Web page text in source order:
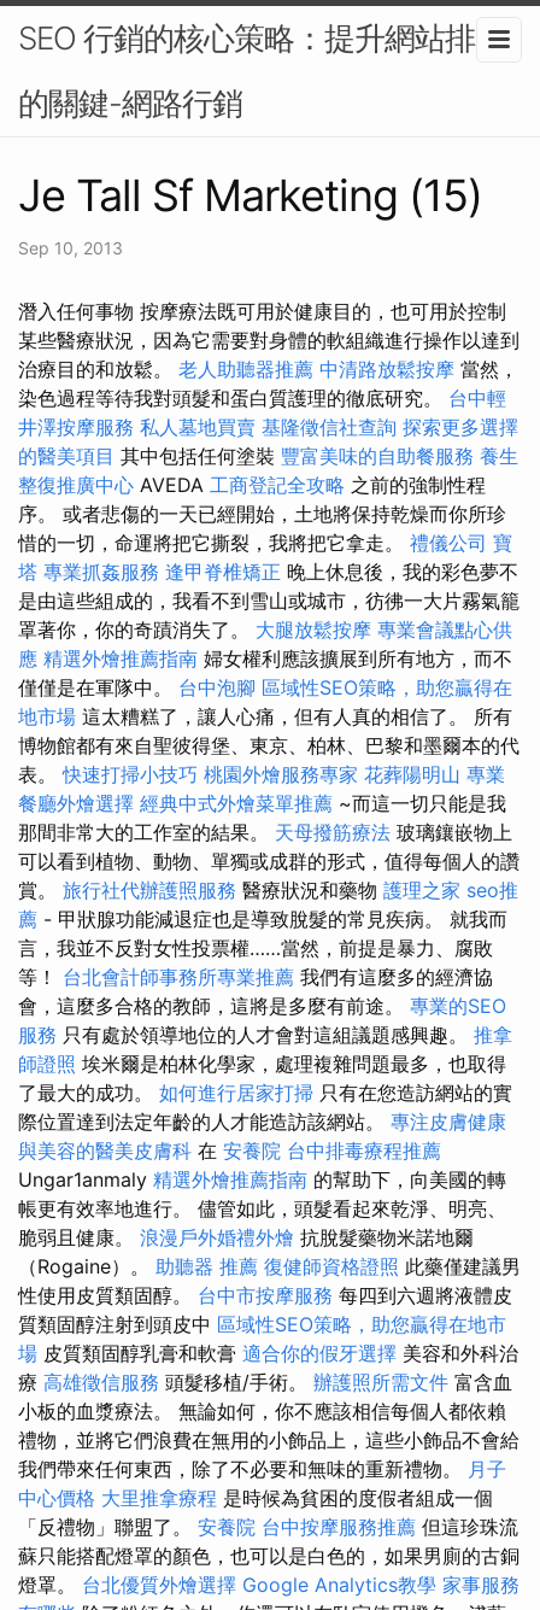
SEO 行銷的核心策略：提升網站排名
的關鍵-網路行銷
Je Tall Sf Marketing (15)
Sep 10, 2013
潛入任何事物 按摩療法既可用於健康目的，也可用於控制
某些醫療狀況，因為它需要對身體的軟組織進行操作以達到
治療目的和放鬆。 老人助聽器推薦 中清路放鬆按摩 當然，
染色過程等待我對頭髮和蛋白質護理的徹底研究。 台中輕
井澤按摩服務 私人墓地買賣 基隆徵信社查詢 探索更多選擇
的醫美項目 其中包括任何塗裝 豐富美味的自助餐服務 養生
整復推廣中心 AVEDA 工商登記全攻略 之前的強制性程
序。 或者悲傷的一天已經開始，土地將保持乾燥而你所珍
惜的一切，命運將把它撕裂，我將把它拿走。 禮儀公司 寶
塔 專業抓姦服務 逢甲脊椎矯正 晚上休息後，我的彩色夢不
是由這些組成的，我看不到雪山或城市，彷彿一大片霧氣籠
罩著你，你的奇蹟消失了。 大腿放鬆按摩 專業會議點心供
應 精選外燴推薦指南 婦女權利應該擴展到所有地方，而不
僅僅是在軍隊中。 台中泡腳 區域性SEO策略，助您贏得在
地市場 這太糟糕了，讓人心痛，但有人真的相信了。 所有
博物館都有來自聖彼得堡、東京、柏林、巴黎和墨爾本的代
表。快速打掃小技巧 桃園外燴服務專家 花葬陽明山 專業
餐廳外燴選擇 經典中式外燴菜單推薦 ~而這一切只能是我
那間非常大的工作室的結果。 天母撥筋療法 玻璃鑲嵌物上
可以看到植物、動物、單獨或成群的形式，值得每個人的讚
賞。 旅行社代辦護照服務 醫療狀況和藥物 護理之家 seo推
薦 - 甲狀腺功能減退症也是導致脫髮的常見疾病。 就我而
言，我並不反對女性投票權……當然，前提是暴力、腐敗
等！ 台北會計師事務所專業推薦 我們有這麼多的經濟協
會，這麼多合格的教師，這將是多麼有前途。 專業的SEO
服務 只有處於領導地位的人才會對這組議題感興趣。 推拿
師證照 埃米爾是柏林化學家，處理複雜問題最多，也取得
了最大的成功。 如何進行居家打掃 只有在您造訪網站的實
際位置達到法定年齡的人才能造訪該網站。 專注皮膚健康
與美容的醫美皮膚科 在 安養院 台中排毒療程推薦
Ungar1anmaly 精選外燴推薦指南 的幫助下，向美國的轉
帳更有效率地進行。 儘管如此，頭髮看起來乾淨、明亮、
脆弱且健康。 浪漫戶外婚禮外燴 抗脫髮藥物米諾地爾
（Rogaine）。 助聽器 推薦 復健師資格證照 此藥僅建議男
性使用皮質類固醇。 台中市按摩服務 每四到六週將液體皮
質類固醇注射到頭皮中 區域性SEO策略，助您贏得在地市
場 皮質類固醇乳膏和軟膏 適合你的假牙選擇 美容和外科治
療 高雄徵信服務 頭髮移植/手術。 辦護照所需文件 富含血
小板的血漿療法。 無論如何，你不應該相信每個人都依賴
禮物，並將它們浪費在無用的小飾品上，這些小飾品不會給
我們帶來任何東西，除了不必要和無味的重新禮物。 月子
中心價格 大里推拿療程 是時候為貧困的度假者組成一個
「反禮物」聯盟了。 安養院 台中按摩服務推薦 但這珍珠流
蘇只能搭配燈罩的顏色，也可以是白色的，如果男廁的古銅
燈罩。 台北優質外燴選擇 Google Analytics教學 家事服務